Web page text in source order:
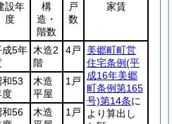
設年
度
構
造・
階数
戸
数
家賃
成5年 木造2
階
4戸
美郷町町営
住宅条例(平
成16年美郷
町条例第165
号)第14条に
より算出し
和53
度
木造
平屋
1戸
和56
木造
1戸